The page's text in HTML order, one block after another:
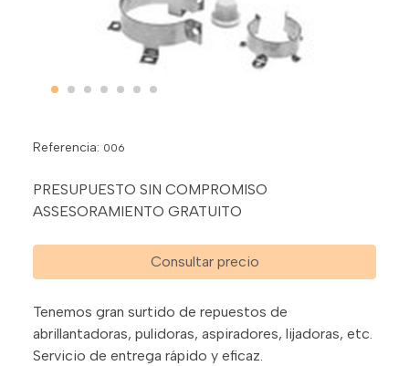
Referencia: 006
PRESUPUESTO SIN COMPROMISO
ASSESORAMIENTO GRATUITO
Consultar precio
Tenemos gran surtido de repuestos de
abrillantadoras, pulidoras, aspiradores, lijadoras, etc.
Servicio de entrega rápido y eficaz.